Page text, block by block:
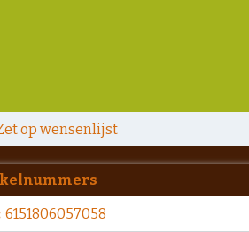
op wensenlijst
6151806057058